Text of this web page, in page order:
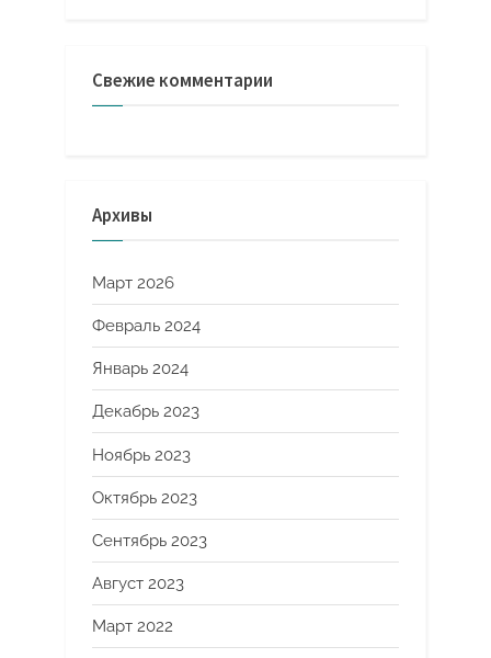
Свежие комментарии
Архивы
Март 2026
Февраль 2024
Январь 2024
Декабрь 2023
Ноябрь 2023
Октябрь 2023
Сентябрь 2023
Август 2023
Март 2022